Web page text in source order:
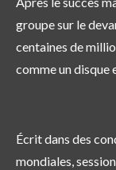
groupe sur le
centaines de
comme un disque
Écrit dans des
mondiales,